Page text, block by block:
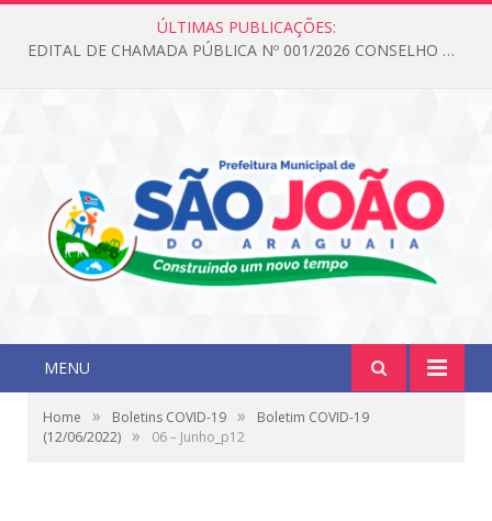
ÚLTIMAS PUBLICAÇÕES:
EDITAL DE CHAMADA PÚBLICA Nº 001/2026 CONSELHO DOS DIREITOS DA CRIANÇA E DO ADOLESCENTE
MENU
Home » Boletins COVID-19 »
Boletim COVID-19
(12/06/2022) » 06 – Junho_p12